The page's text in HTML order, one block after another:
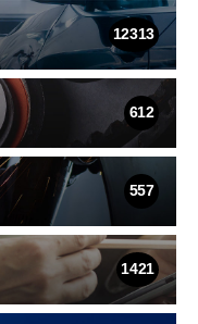
12313
612
557
1421